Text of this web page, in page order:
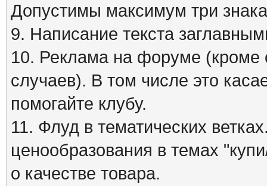
Допустимы максимум три
9. Написание текста
10. Реклама на форуме (кроме
случаев). В том числе это
помогайте клубу.
11. Флуд в тематических
ценообразования в темах
о качестве товара.